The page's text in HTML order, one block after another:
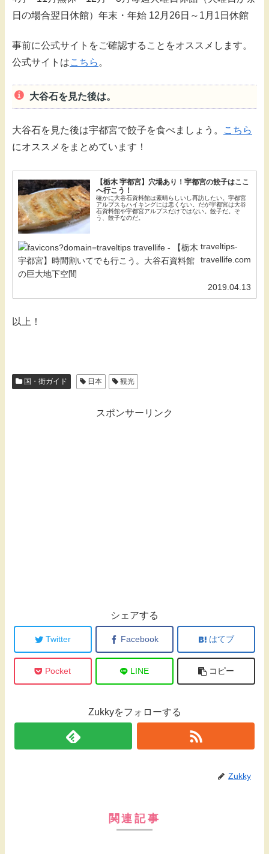
日の場合翌日休館）年末・年始 12月26日～1月1日休館
事前に公式サイトをご確認することをオススメします。
公式サイトはこちら 。
大谷石を見た後は。
大谷石を見た後は宇都宮で餃子を食べましょう。
こちら
にオススメをまとめています！
【栃木 宇都宮】穴場あり！宇都宮の餃子はここ
へ行こう！
確かに大谷石資料館は素晴らしいし再訪したい。宇都宮
アルプスもハイキングには悪くない。だが宇都宮は大谷
石資料館や宇都宮アルプスだけではない。餃子だ。そ
う、餃子なのだ。
traveltips-
travellife.com
2019.04.13
以上！
国・街ガイド 日本 観光
スポンサーリンク
シェアする
Twitter Facebook はてブ
Pocket LINE コピー
Zukkyをフォローする
Zukky
関連記事